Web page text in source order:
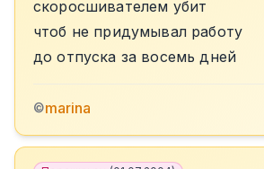
скоросшивателем убит
чтоб не придумывал работу
до отпуска за восемь дней
©marina